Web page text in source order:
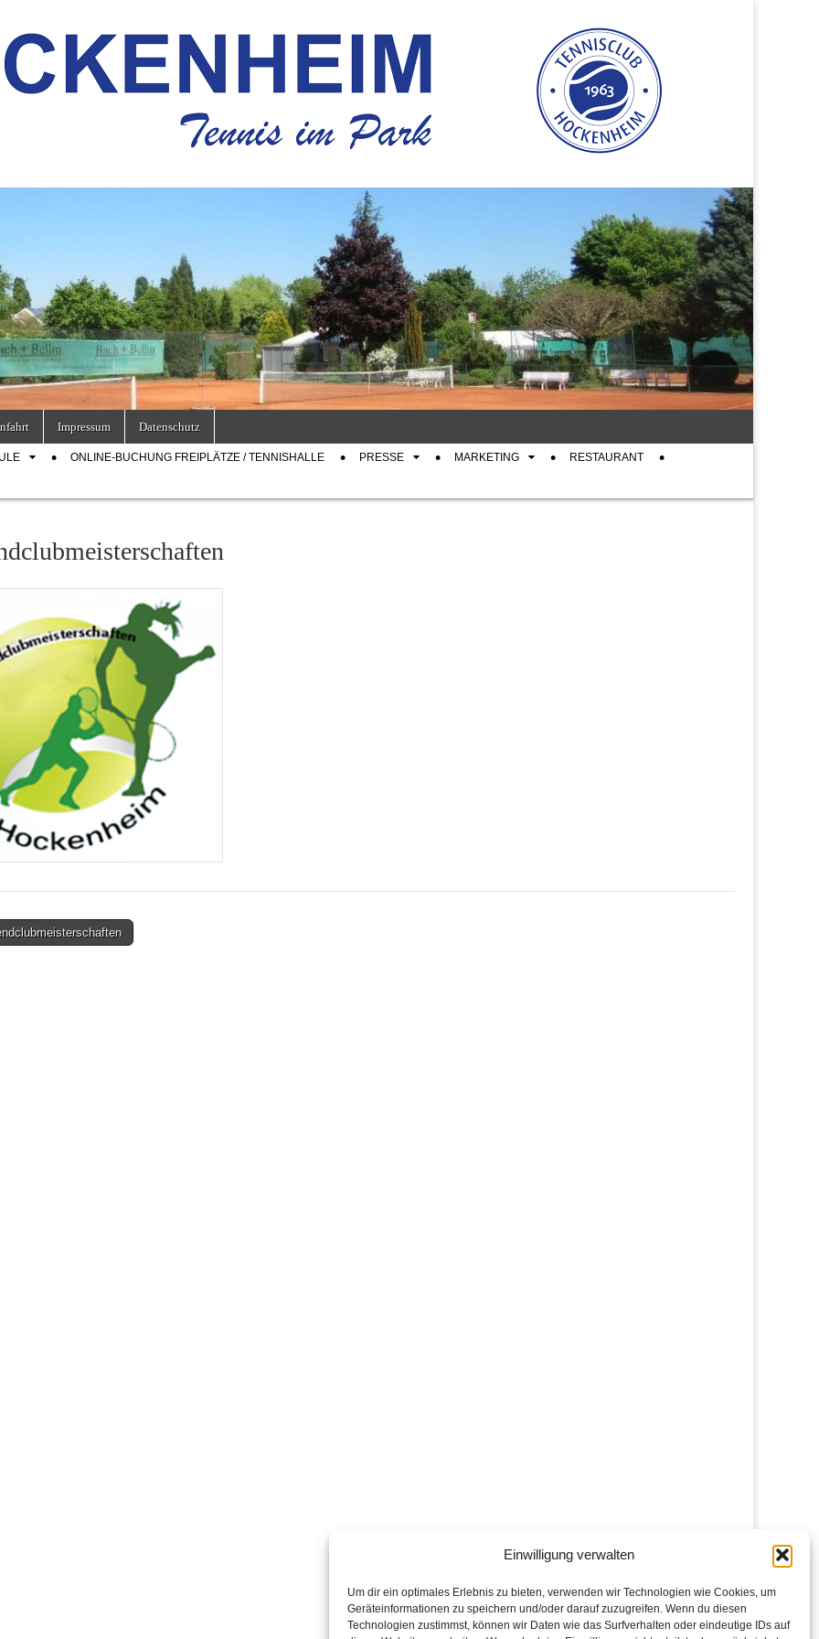
Einwilligung verwalten
Um dir ein optimales Erlebnis zu bieten, verwenden wir Technologien wie Cookies, um
Geräteinformationen zu speichern und/oder darauf zuzugreifen. Wenn du diesen
Technologien zustimmst, können wir Daten wie das Surfverhalten oder eindeutige IDs auf
Impressum Datenschutz
ONLINE-BUCHUNG FREIPLÄTZE / TENNISHALLE PRESSE MARKETING RESTAURANT